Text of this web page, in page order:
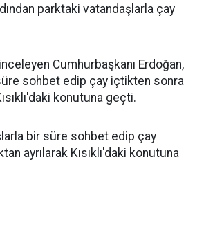
parktaki vatandaşlarla çay
Cumhurbaşkanı Erdoğan,
sohbet edip çay içtikten sonra
konutuna geçti.
bir süre sohbet edip çay
ayrılarak Kısıklı'daki konutuna